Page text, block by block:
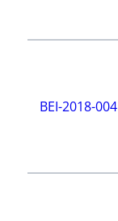
BEI-2018-004